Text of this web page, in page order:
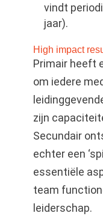
vindt
jaar).
High impact
Primair heeft
om iedere
zijn
Secundair
echter een
essentiële
team
leiderschap.